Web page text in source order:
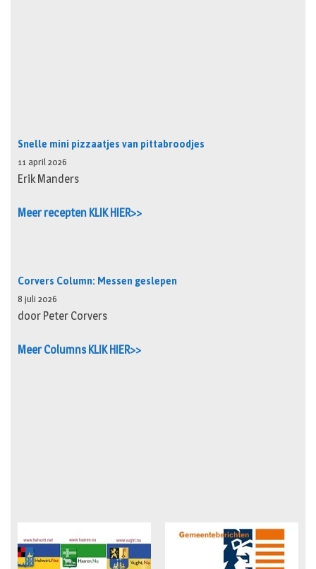
Snelle mini pizzaatjes van pittabroodjes
11 april 2026
Erik Manders
Meer recepten KLIK HIER>>
Corvers Column: Messen geslepen
8 juli 2026
door Peter Corvers
Meer Columns KLIK HIER>>